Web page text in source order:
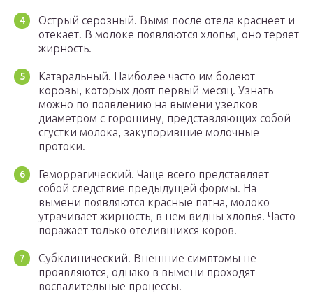
Острый серозный. Вымя после отела краснеет и
отекает. В молоке появляются хлопья, оно теряет
жирность.
Катаральный. Наиболее часто им болеют
коровы, которых доят первый месяц. Узнать
можно по появлению на вымени узелков
диаметром с горошину, представляющих собой
сгустки молока, закупорившие молочные
протоки.
Геморрагический. Чаще всего представляет
собой следствие предыдущей формы. На
вымени появляются красные пятна, молоко
утрачивает жирность, в нем видны хлопья. Часто
поражает только отелившихся коров.
Субклинический. Внешние симптомы не
проявляются, однако в вымени проходят
воспалительные процессы.